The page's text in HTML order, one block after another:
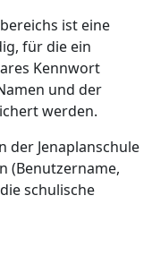
ist eine
für die ein
Kennwort
und der
werden.
der Jenaplanschule
(Benutzername,
schulische